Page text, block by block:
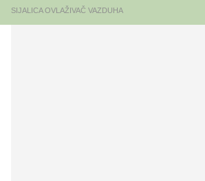
SIJALICA OVLAŽIVAČ VAZDUHA